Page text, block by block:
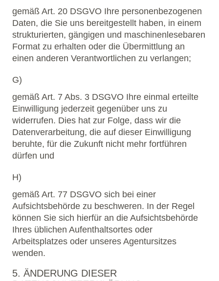
gemäß Art. 20 DSGVO Ihre personenbezogenen
Daten, die Sie uns bereitgestellt haben, in einem
strukturierten, gängigen und maschinenlesebaren
Format zu erhalten oder die Übermittlung an
einen anderen Verantwortlichen zu verlangen;
G)
gemäß Art. 7 Abs. 3 DSGVO Ihre einmal erteilte
Einwilligung jederzeit gegenüber uns zu
widerrufen. Dies hat zur Folge, dass wir die
Datenverarbeitung, die auf dieser Einwilligung
beruhte, für die Zukunft nicht mehr fortführen
dürfen und
H)
gemäß Art. 77 DSGVO sich bei einer
Aufsichtsbehörde zu beschweren. In der Regel
können Sie sich hierfür an die Aufsichtsbehörde
Ihres üblichen Aufenthaltsortes oder
Arbeitsplatzes oder unseres Agentursitzes
wenden.
5. ÄNDERUNG DIESER